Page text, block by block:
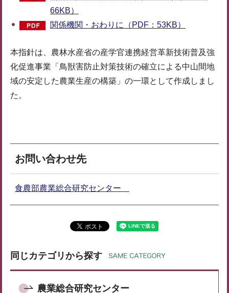
66KB）
関係機関・おわりに（PDF：53KB）
本指針は、農林水産省の産学官連携経営革新技術普及強
化促進事業「鳥獣害防止対策技術の確立による中山間地
域の安定した農業生産の構築」の一環として作成しまし
た。
お問い合わせ先
食農部農業総合研究センター
同じカテゴリから探す
農業総合研究センター